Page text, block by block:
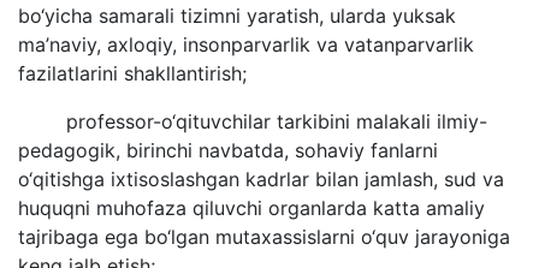
bo‘yicha samarali tizimni yaratish, ularda yuksak
ma’naviy, axloqiy, insonparvarlik va vatanparvarlik
fazilatlarini shakllantirish;
professor-o‘qituvchilar tarkibini malakali ilmiy-
pedagogik, birinchi navbatda, sohaviy fanlarni
o‘qitishga ixtisoslashgan kadrlar bilan jamlash, sud va
huquqni muhofaza qiluvchi organlarda katta amaliy
tajribaga ega bo‘lgan mutaxassislarni o‘quv jarayoniga